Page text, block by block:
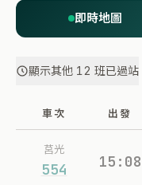
即時地圖
顯示其他 12 班已過站
車次 出發
莒光
554 15:08